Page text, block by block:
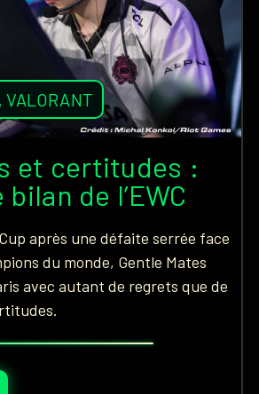
,VALORANT
et certitudes :
de l’EWC
après une défaite serrée face
du monde, Gentle Mates
avec autant de regrets que de